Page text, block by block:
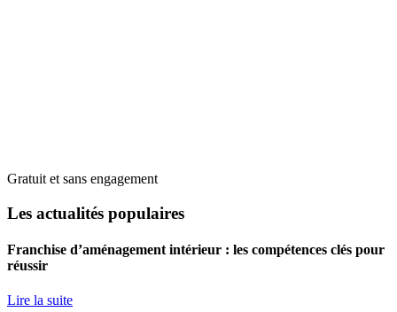
Gratuit et sans engagement
Les actualités populaires
Franchise d’aménagement intérieur : les compétences clés pour
réussir
Lire la suite